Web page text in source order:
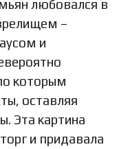
любовался в
–
и
которым
оставляя
Эта картина
и придавала